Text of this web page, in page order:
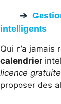
intelligents
Qui n’a jamais
calendrier
licence gratuite
proposer des